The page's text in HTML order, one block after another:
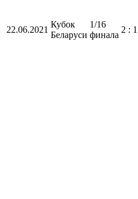
22.06.2021
Кубок
Беларуси
1/16
финала
2 : 1